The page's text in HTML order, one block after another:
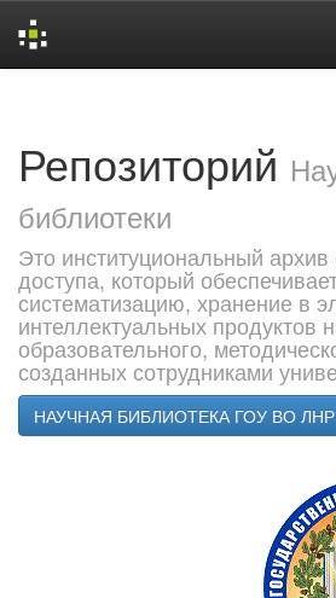
Репозиторий
библиотеки
Это институциональный архив
доступа, который
систематизацию, хранение в
интеллектуальных продуктов
образовательного,
созданных сотрудниками
НАУЧНАЯ БИБЛИОТЕКА ГОУ ВО ЛНР